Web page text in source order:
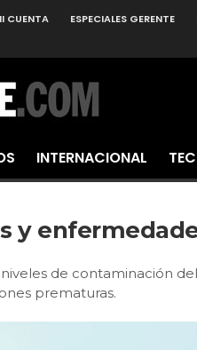
CUENTA ESPECIALES GERENTE
INTERNACIONAL
y
de contaminación
prematuras.